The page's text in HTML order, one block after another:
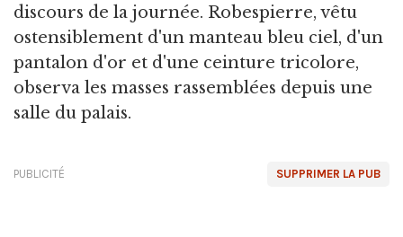
discours de la journée. Robespierre, vêtu
ostensiblement d'un manteau bleu ciel, d'un
pantalon d'or et d'une ceinture tricolore,
observa les masses rassemblées depuis une
salle du palais.
SUPPRIMER LA PUB
PUBLICITÉ